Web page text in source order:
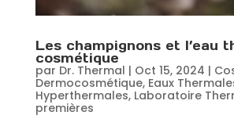
Les champignons et l’eau
cosmétique
par Dr. Thermal | Oct 15, 2024 |
Dermocosmétique, Eaux
Hyperthermales, Laboratoire
premières